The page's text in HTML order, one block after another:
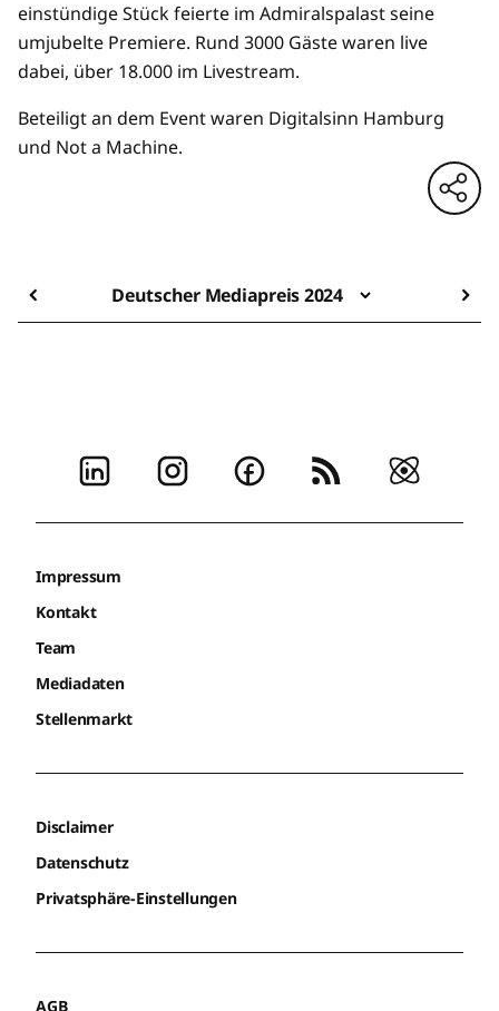
einstündige Stück feierte im Admiralspalast seine
umjubelte Premiere. Rund 3000 Gäste waren live
dabei, über 18.000 im Livestream.
Beteiligt an dem Event waren Digitalsinn Hamburg
und Not a Machine.
Deutscher Mediapreis 2024
Impressum
Kontakt
Team
Mediadaten
Stellenmarkt
Disclaimer
Datenschutz
Privatsphäre-Einstellungen
AGB